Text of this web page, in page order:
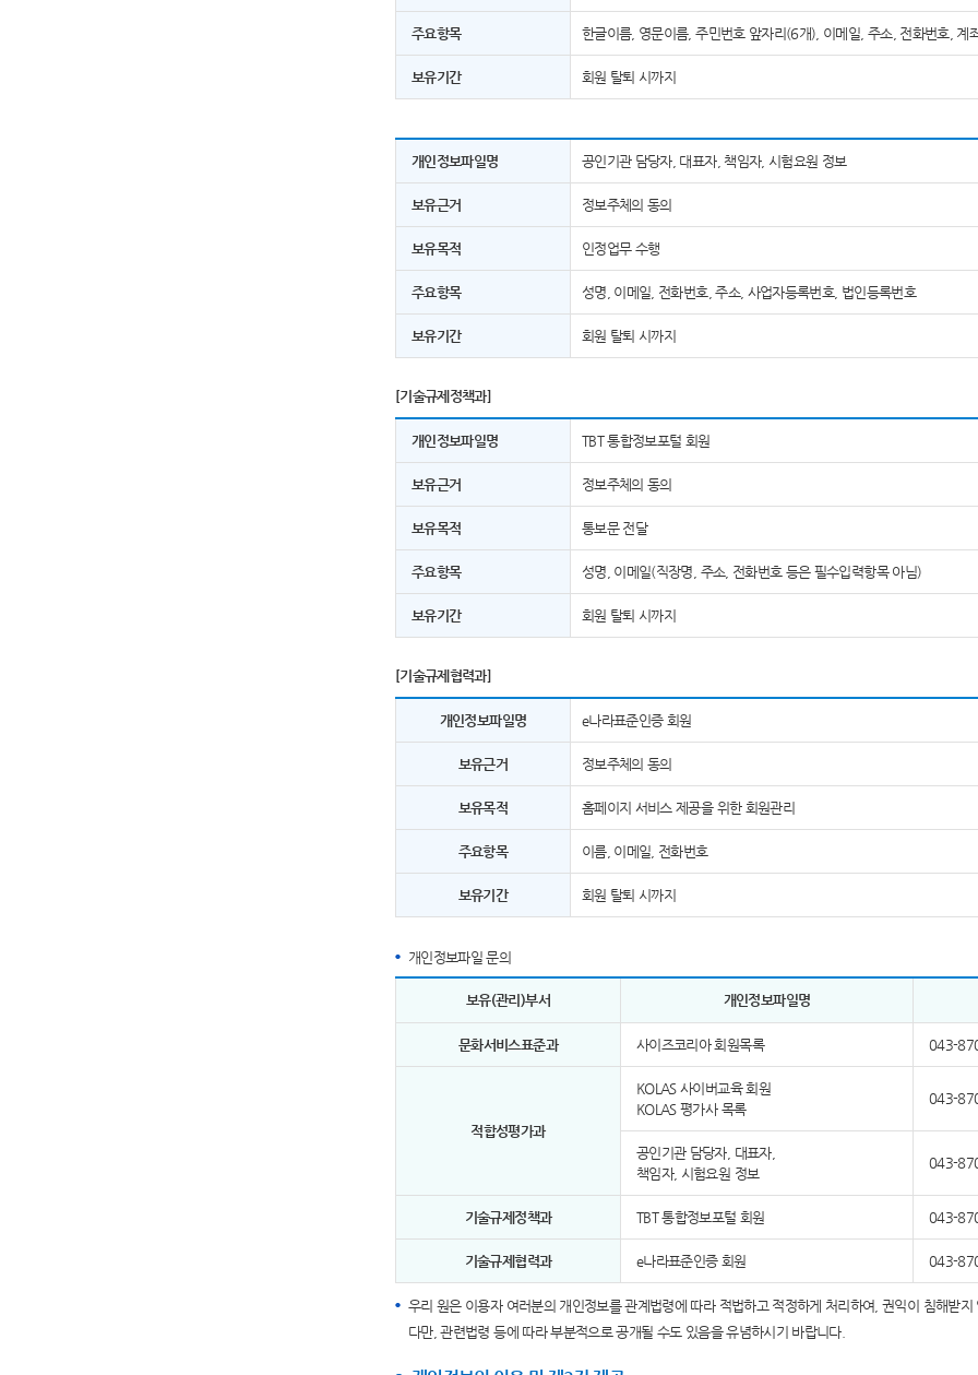
주요항목 한글이름, 영문이름, 주민번호 앞자리(6개), 이메일, 주소, 전화번호, 계
보유기간 회원 탈퇴 시까지
개인정보파일명 공인기관 담당자, 대표자, 책임자, 시험요원 정보
보유근거 정보주체의 동의
보유목적 인정업무 수행
주요항목 성명, 이메일, 전화번호, 주소, 사업자등록번호, 법인등록번호
보유기간 회원 탈퇴 시까지
[기술규제정책과]
개인정보파일명 TBT 통합정보포털 회원
보유근거 정보주체의 동의
보유목적 통보문 전달
주요항목 성명, 이메일(직장명, 주소, 전화번호 등은 필수입력항목 아님)
보유기간 회원 탈퇴 시까지
[기술규제협력과]
개인정보파일명 e나라표준인증 회원
보유근거 정보주체의 동의
보유목적 홈페이지 서비스 제공을 위한 회원관리
주요항목 이름, 이메일, 전화번호
보유기간 회원 탈퇴 시까지
개인정보파일 문의
보유(관리)부서 개인정보파일명
문화서비스표준과 사이즈코리아 회원목록 043-
적합성평가과
KOLAS 사이버교육 회원
KOLAS 평가사 목록
043-
공인기관 담당자, 대표자,
책임자, 시험요원 정보
043-
기술규제정책과 TBT 통합정보포털 회원 043-
기술규제협력과 e나라표준인증 회원 043-
우리 원은 이용자 여러분의 개인정보를 관계법령에 따라 적법하고 적정하게 처리하여, 권익이 침해받
다만, 관련법령 등에 따라 부분적으로 공개될 수도 있음을 유념하시기 바랍니다.